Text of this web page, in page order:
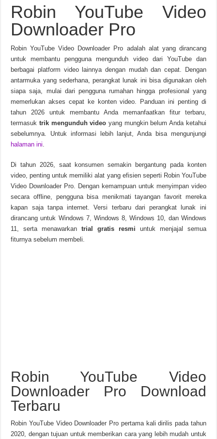
Soda PDF Desktop Pro v15.0.12.24792 Unduhan Gratis
Robin YouTube Video
Downloader Pro
Robin YouTube Video Downloader Pro adalah alat yang dirancang
untuk membantu pengguna mengunduh video dari YouTube dan
berbagai platform video lainnya dengan mudah dan cepat. Dengan
antarmuka yang sederhana, perangkat lunak ini bisa digunakan oleh
siapa saja, mulai dari pengguna rumahan hingga profesional yang
memerlukan akses cepat ke konten video. Panduan ini penting di
tahun 2026 untuk membantu Anda memanfaatkan fitur terbaru,
termasuk trik mengunduh video yang mungkin belum Anda ketahui
sebelumnya. Untuk informasi lebih lanjut, Anda bisa mengunjungi
halaman ini.
Di tahun 2026, saat konsumen semakin bergantung pada konten
video, penting untuk memiliki alat yang efisien seperti Robin YouTube
Video Downloader Pro. Dengan kemampuan untuk menyimpan video
secara offline, pengguna bisa menikmati tayangan favorit mereka
kapan saja tanpa internet. Versi terbaru dari perangkat lunak ini
dirancang untuk Windows 7, Windows 8, Windows 10, dan Windows
11, serta menawarkantrial gratis resmi untuk menjajal semua
fiturnya sebelum membeli.
Robin YouTube Video
Downloader Pro Download
Terbaru
Robin YouTube Video Downloader Pro pertama kali dirilis pada tahun
2020, dengan tujuan untuk memberikan cara yang lebih mudah untuk